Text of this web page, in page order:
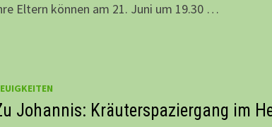
Eltern können am 21. Juni um 19.30 …
Johannis: Kräuterspaziergang im